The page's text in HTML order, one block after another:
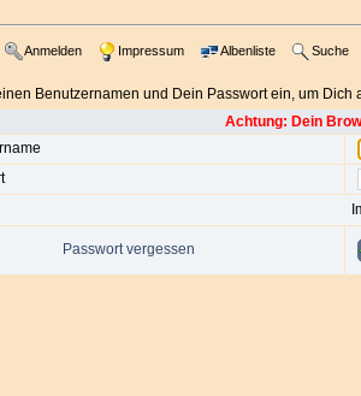
Anmelden Impressum Albenliste Suche
Benutzernamen und Dein Passwort ein, um Dich
Achtung: Dein
Passwort vergessen